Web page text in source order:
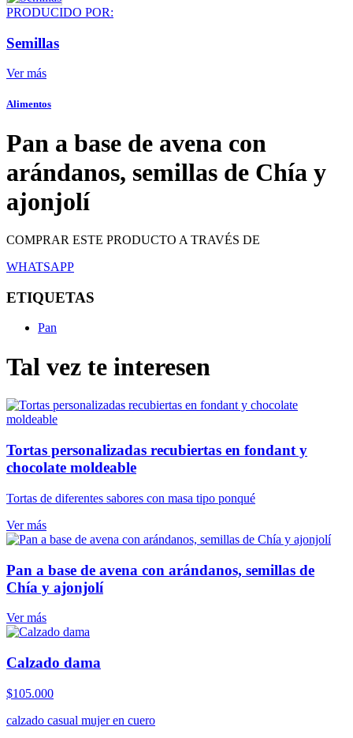
PRODUCIDO POR:
Semillas
Ver más
Alimentos
Pan a base de avena con
arándanos, semillas de Chía y
ajonjolí
COMPRAR ESTE PRODUCTO A TRAVÉS DE
WHATSAPP
ETIQUETAS
Pan
Tal vez te interesen
Tortas personalizadas recubiertas en fondant y
chocolate moldeable
Tortas de diferentes sabores con masa tipo ponqué
Ver más
Pan a base de avena con arándanos, semillas de
Chía y ajonjolí
Ver más
Calzado dama
$105.000
calzado casual mujer en cuero